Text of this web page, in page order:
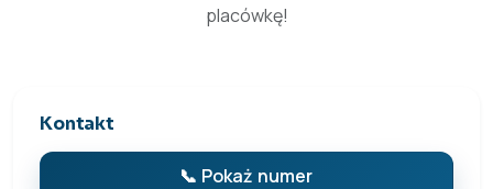
placówkę!
Kontakt
📞 Pokaż numer